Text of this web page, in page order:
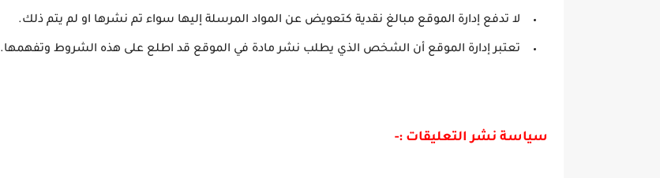
لا تدفع إدارة الموقع مبالغ نقدية كتعويض عن المواد المرسلة إليها سواء تم نشرها او لم يتم ذلك.
تعتبر إدارة الموقع أن الشخص الذي يطلب نشر مادة في الموقع قد اطلع على هذه الشروط وتفهمها.
سياسة نشر التعليقات :-